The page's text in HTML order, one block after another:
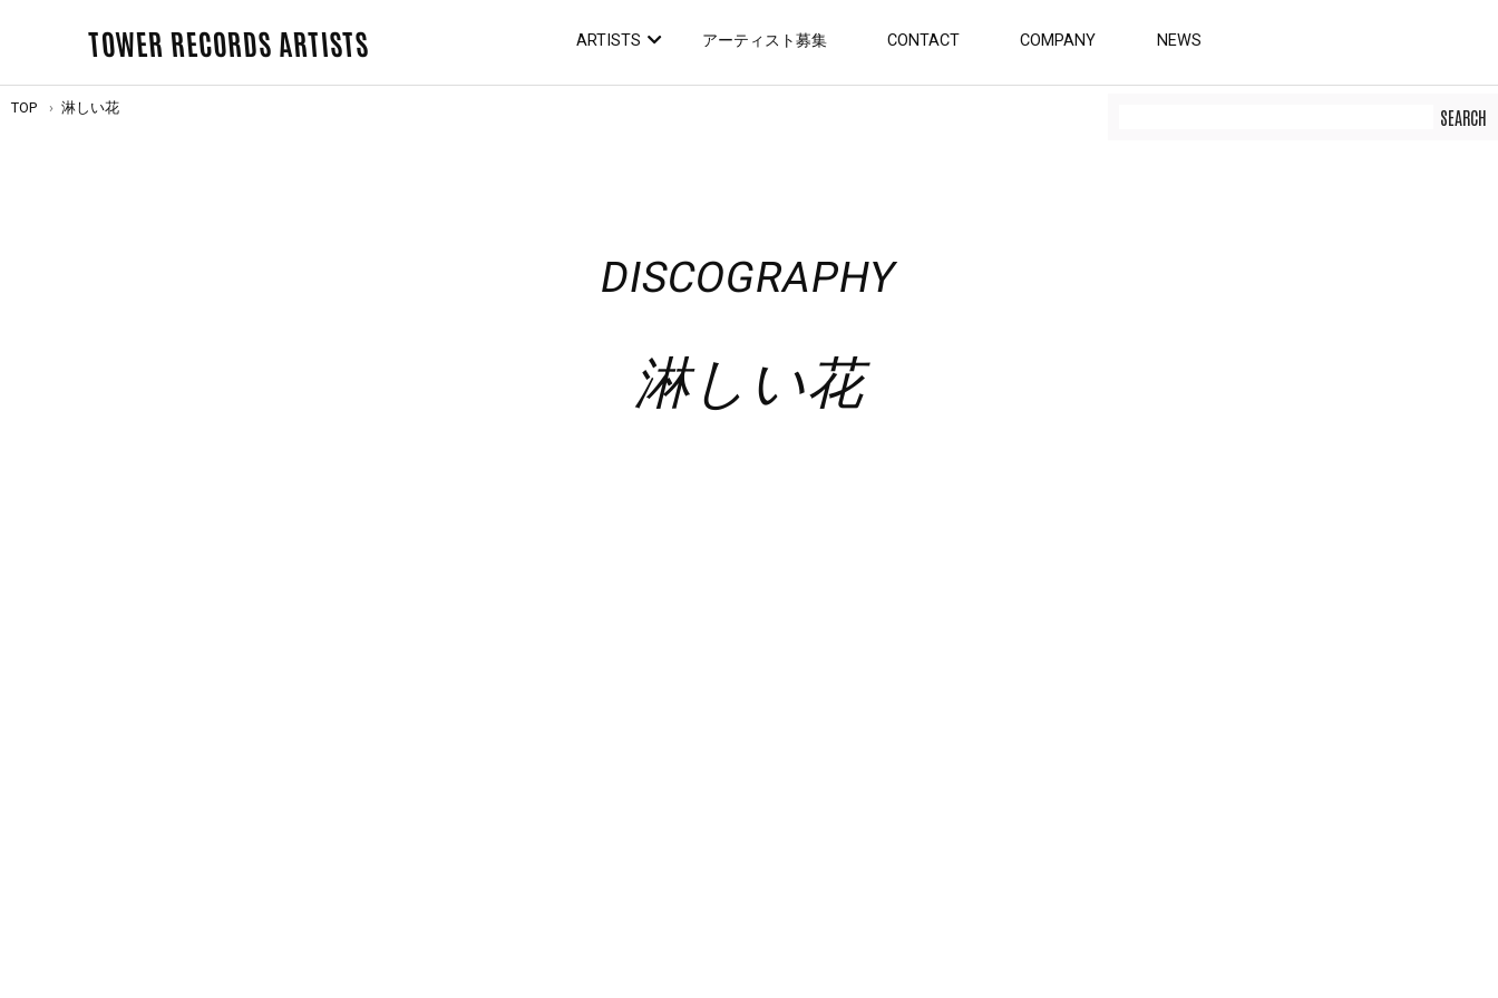
TOWER RECORDS ARTISTS ARTISTS アーティスト募集 CONTACT COMPANY NEWS
TOP 淋しい花
DISCOGRAPHY
淋しい花